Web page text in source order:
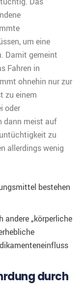
um eine
Damit gemeint
Fahren in
ohnehin nur zur
zu einem
oder
dann meist auf
zu
allerdings wenig
bestehen
andere „körperliche
durch